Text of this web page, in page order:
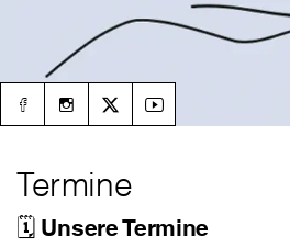
Termine
🗓️ Unsere Termine